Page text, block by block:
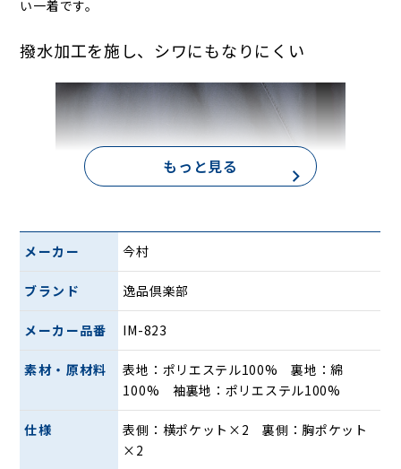
い一着です。
撥水加工を施し、シワにもなりにくい
表地は軽量でシワにも強いポリエステル素材を使用しており
ます。落ち着いた色合いのネイビーブルーの生地はどんなア
スタンダードな定番デザイン
もっと見る
メーカー 今村
ブランド 逸品倶楽部
メーカー品番 IM-823
素材・原材料
表地：ポリエステル100% 裏地：綿
100% 袖裏地：ポリエステル100%
仕様
表側：横ポケット×2 裏側：胸ポケット
×2